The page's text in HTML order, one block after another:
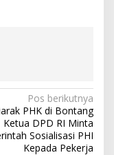
Pos berikutnya
PHK di Bontang
Ketua DPD RI Minta
Sosialisasi PHI
Kepada Pekerja